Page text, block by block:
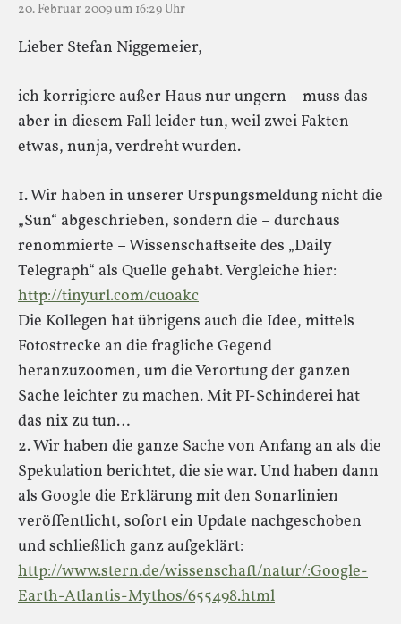
20. Februar 2009 um 16:29 Uhr
Lieber Stefan Niggemeier,
ich korrigiere außer Haus nur ungern – muss das
aber in diesem Fall leider tun, weil zwei Fakten
etwas, nunja, verdreht wurden.
1. Wir haben in unserer Urspungsmeldung nicht die
„Sun“ abgeschrieben, sondern die – durchaus
renommierte – Wissenschaftseite des „Daily
Telegraph“ als Quelle gehabt. Vergleiche hier:
http://tinyurl.com/cuoakc
Die Kollegen hat übrigens auch die Idee, mittels
Fotostrecke an die fragliche Gegend
heranzuzoomen, um die Verortung der ganzen
Sache leichter zu machen. Mit PI-Schinderei hat
das nix zu tun…
2. Wir haben die ganze Sache von Anfang an als die
Spekulation berichtet, die sie war. Und haben dann
als Google die Erklärung mit den Sonarlinien
veröffentlicht, sofort ein Update nachgeschoben
und schließlich ganz aufgeklärt:
http://www.stern.de/wissenschaft/natur/:Google-
Earth-Atlantis-Mythos/655498.html